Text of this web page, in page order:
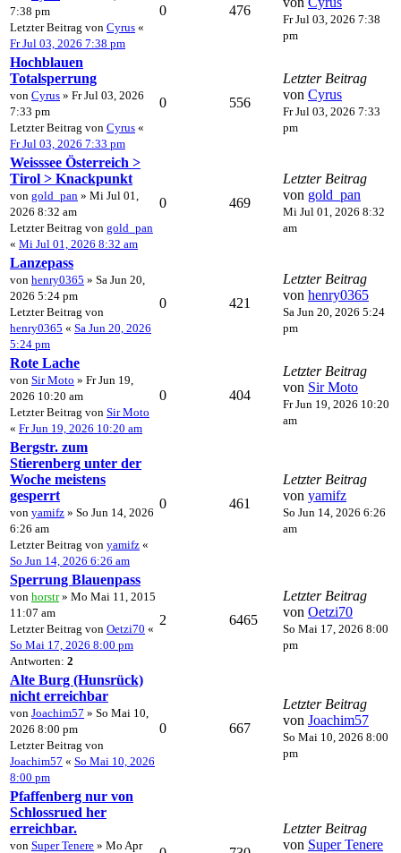
7:38 pm
Letzter Beitrag von Cyrus «
Fr Jul 03, 2026 7:38 pm
0 476
Fr Jul 03, 2026 7:38
pm
Hochblauen
Totalsperrung
von Cyrus » Fr Jul 03, 2026
7:33 pm
Letzter Beitrag von Cyrus «
Fr Jul 03, 2026 7:33 pm
0 556
Letzter Beitrag
von Cyrus
Fr Jul 03, 2026 7:33
pm
Weisssee Österreich >
Tirol > Knackpunkt
von gold_pan » Mi Jul 01,
2026 8:32 am
Letzter Beitrag von gold_pan
« Mi Jul 01, 2026 8:32 am
0 469
Letzter Beitrag
von gold_pan
Mi Jul 01, 2026 8:32
am
Lanzepass
von henry0365 » Sa Jun 20,
2026 5:24 pm
Letzter Beitrag von
henry0365 « Sa Jun 20, 2026
5:24 pm
0 421
Letzter Beitrag
von henry0365
Sa Jun 20, 2026 5:24
pm
Rote Lache
von Sir Moto » Fr Jun 19,
2026 10:20 am
Letzter Beitrag von Sir Moto
« Fr Jun 19, 2026 10:20 am
0 404
Letzter Beitrag
von Sir Moto
Fr Jun 19, 2026 10:20
am
Bergstr. zum
Stierenberg unter der
Woche meistens
gesperrt
von yamifz » So Jun 14, 2026
6:26 am
Letzter Beitrag von yamifz «
So Jun 14, 2026 6:26 am
0 461
Letzter Beitrag
von yamifz
So Jun 14, 2026 6:26
am
Sperrung Blauenpass
von horstr» Mo Mai 11, 2015
11:07 am
Letzter Beitrag von Oetzi70 «
So Mai 17, 2026 8:00 pm
Antworten: 2
2 6465
Letzter Beitrag
von Oetzi70
So Mai 17, 2026 8:00
pm
Alte Burg (Hunsrück)
nicht erreichbar
von Joachim57 » So Mai 10,
2026 8:00 pm
Letzter Beitrag von
Joachim57 « So Mai 10, 2026
8:00 pm
0 667
Letzter Beitrag
von Joachim57
So Mai 10, 2026 8:00
pm
Pfaffenberg nur von
Schlossrued her
erreichbar.
von Super Tenere » Mo Apr
Letzter Beitrag
von Super Tenere